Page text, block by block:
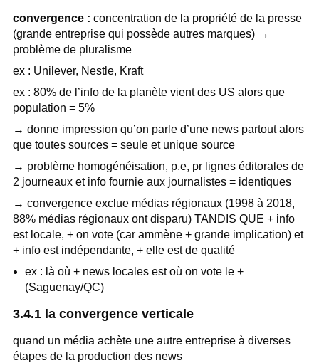
convergence : concentration de la propriété de la presse
(grande entreprise qui possède autres marques) →
problème de pluralisme
ex : Unilever, Nestle, Kraft
ex : 80% de l’info de la planète vient des US alors que
population = 5%
→ donne impression qu’on parle d’une news partout alors
que toutes sources = seule et unique source
→ problème homogénéisation, p.e, pr lignes éditorales de
2 journeaux et info fournie aux journalistes = identiques
→ convergence exclue médias régionaux (1998 à 2018,
88% médias régionaux ont disparu) TANDIS QUE + info
est locale, + on vote (car ammène + grande implication) et
+ info est indépendante, + elle est de qualité
ex : là où + news locales est où on vote le +
(Saguenay/QC)
3.4.1 la convergence verticale
quand un média achète une autre entreprise à diverses
étapes de la production des news